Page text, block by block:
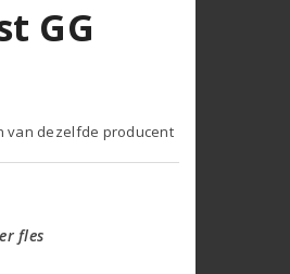
GG
van dezelfde producent
fles